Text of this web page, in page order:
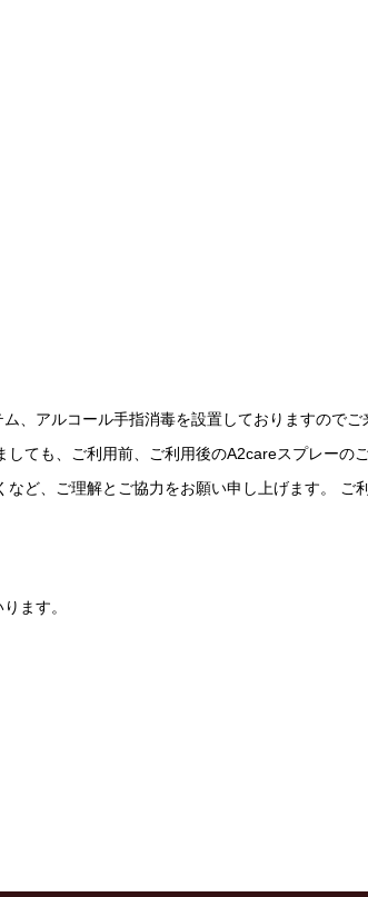
、アルコール手指消毒を設置しておりますのでご
ても、ご利用前、ご利用後のA2careスプレーの
ど、ご理解とご協力をお願い申し上げます。 ご
ます。